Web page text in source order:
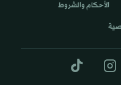
الأحكام والشروط